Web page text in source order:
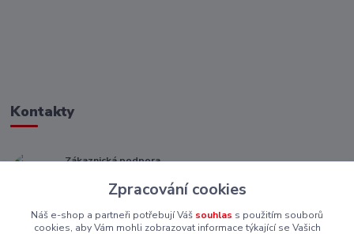
Kontakty
Zákaznická podpora
(Po-Pá, 8-16 hod.)
eshop@piskutekzs.cz
Zpracování cookies
Náš e-shop a partneři potřebují Váš souhlas s použitím souborů
cookies, aby Vám mohli zobrazovat informace týkající se Vašich